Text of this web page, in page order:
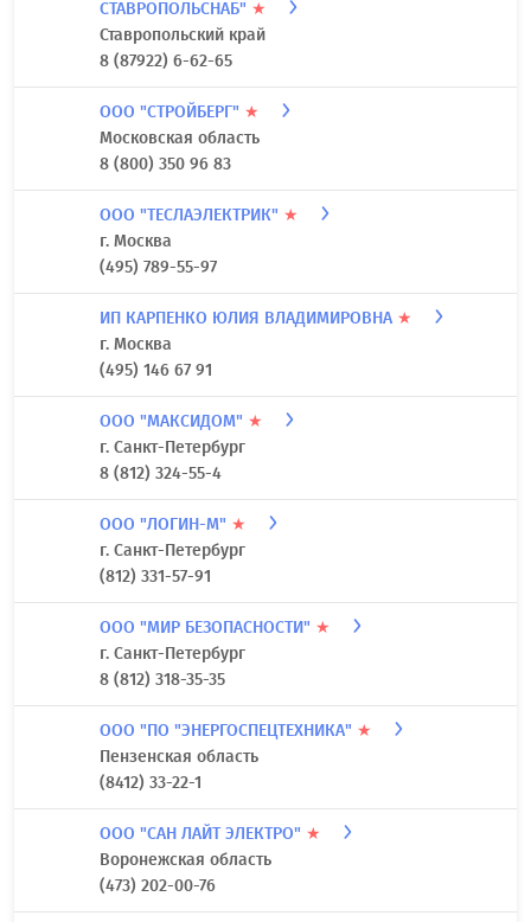
СТАВРОПОЛЬСНАБ" ★
Ставропольский край
8 (87922) 6-62-65
ООО "СТРОЙБЕРГ" ★
Московская область
8 (800) 350 96 83
ООО "ТЕСЛАЭЛЕКТРИК" ★
г. Москва
(495) 789-55-97
ИП КАРПЕНКО ЮЛИЯ ВЛАДИМИРОВНА ★
г. Москва
(495) 146 67 91
ООО "МАКСИДОМ" ★
г. Санкт-Петербург
8 (812) 324-55-4
ООО "ЛОГИН-М" ★
г. Санкт-Петербург
(812) 331-57-91
ООО "МИР БЕЗОПАСНОСТИ" ★
г. Санкт-Петербург
8 (812) 318-35-35
ООО "ПО "ЭНЕРГОСПЕЦТЕХНИКА" ★
Пензенская область
(8412) 33-22-1
ООО "САН ЛАЙТ ЭЛЕКТРО" ★
Воронежская область
(473) 202-00-76